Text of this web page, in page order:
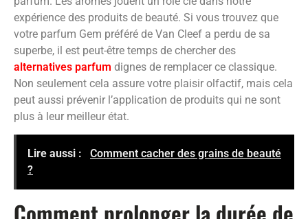
expérience des produits de beauté. Si vous trouvez que
votre parfum Gem préféré de Van Cleef a perdu de sa
superbe, il est peut-être temps de chercher des
alternatives parfum dignes de remplacer ce classique.
Non seulement cela assure votre plaisir olfactif, mais cela
peut aussi prévenir l’application de produits qui ne sont
plus à leur meilleur état.
Lire aussi :
Comment cacher des grains de beauté
?